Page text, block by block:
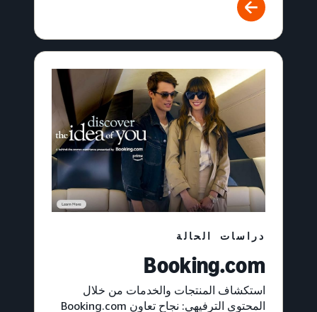
دراسات الحالة
Booking.com
استكشاف المنتجات والخدمات من خلال
المحتوى الترفيهي: نجاح تعاون Booking.com